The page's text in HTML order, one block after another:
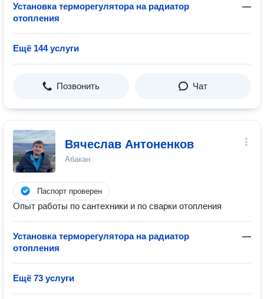
Установка терморегулятора на радиатор
отопления
—
Ещё 144 услуги
Позвонить Чат
Вячеслав Антоненков
Абакан
Паспорт проверен
Опыт работы по сантехники и по сварки отопления
Установка терморегулятора на радиатор
отопления
—
Ещё 73 услуги